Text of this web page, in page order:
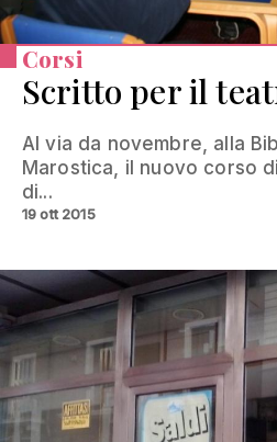
Corsi
Scritto per il
Al via da novembre, alla
Marostica, il nuovo corso
di...
19 ott 2015